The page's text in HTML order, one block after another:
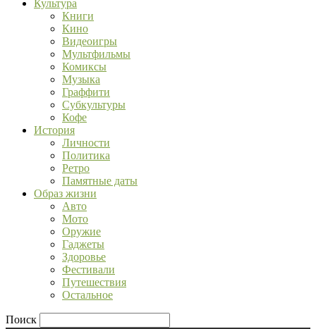
Культура
Книги
Кино
Видеоигры
Мультфильмы
Комиксы
Музыка
Граффити
Субкультуры
Кофе
История
Личности
Политика
Ретро
Памятные даты
Образ жизни
Авто
Мото
Оружие
Гаджеты
Здоровье
Фестивали
Путешествия
Остальное
Поиск